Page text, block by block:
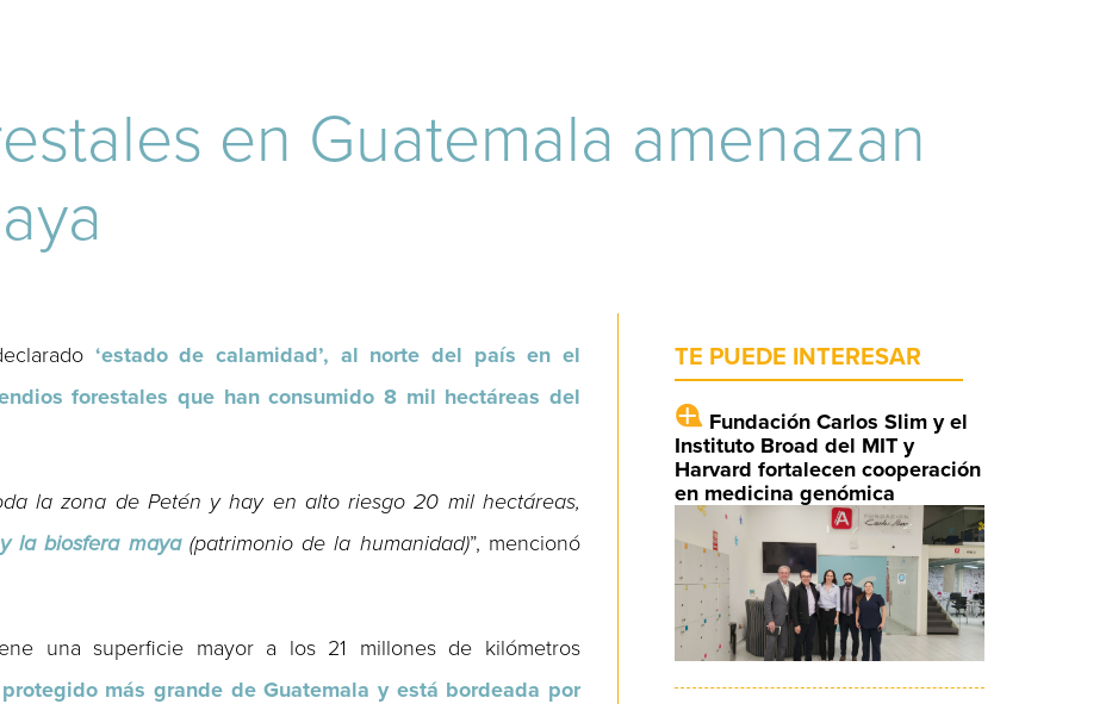
en Guatemala amenazan
‘estado de calamidad’, al norte del país en el
forestales que han consumido 8 mil hectáreas del
la zona de Petén y hay en alto riesgo 20 mil hectáreas,
la biosfera maya(patrimonio de la humanidad)”, mencionó
una superficie mayor a los 21 millones de kilómetros
más grande de Guatemala y está bordeada por
TE PUEDE INTERESAR
Fundación Carlos Slim y el
Instituto Broad del MIT y
Harvard fortalecen cooperación
en medicina genómica